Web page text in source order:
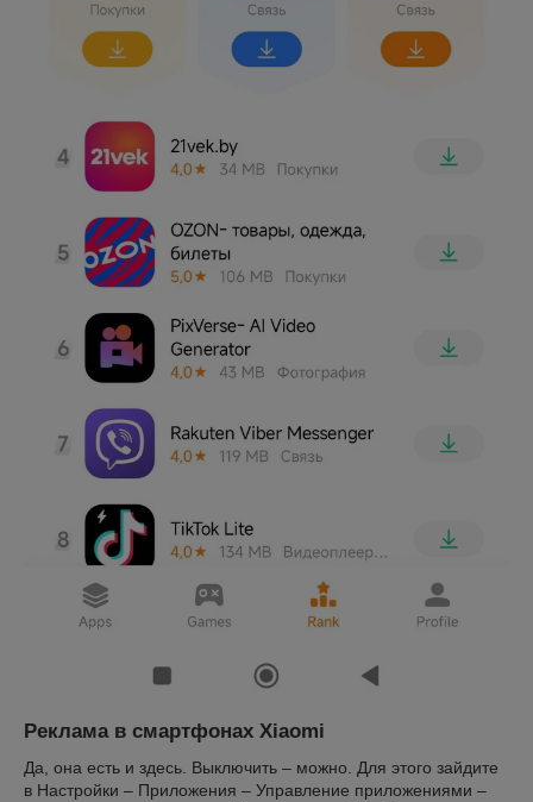
Реклама в смартфонах Xiaomi
Да, она есть и здесь. Выключить – можно. Для этого зайдите
в Настройки – Приложения – Управление приложениями –